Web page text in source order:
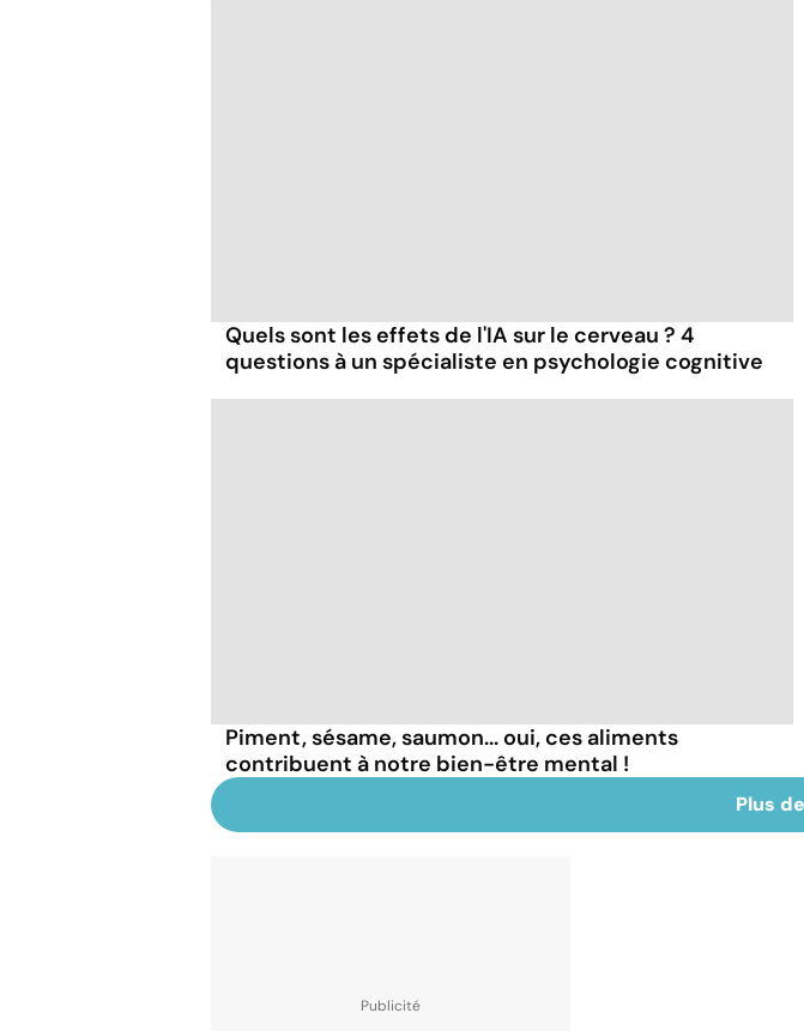
Quels sont les effets de l'IA sur le cerveau ? 4
questions à un spécialiste en psychologie cognitive
Piment, sésame, saumon... oui, ces aliments
contribuent à notre bien-être mental !
Plus